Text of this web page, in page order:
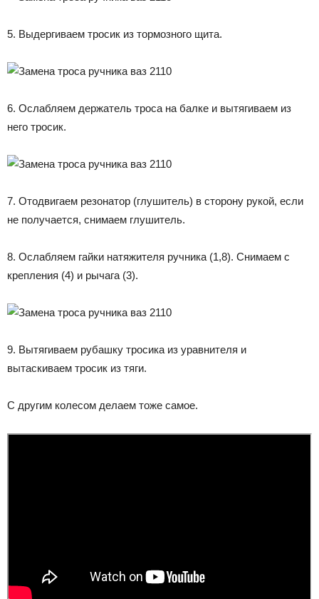
5. Выдергиваем тросик из тормозного щита.
6. Ослабляем держатель троса на балке и вытягиваем из
него тросик.
7. Отодвигаем резонатор (глушитель) в сторону рукой, если
не получается, снимаем глушитель.
8. Ослабляем гайки натяжителя ручника (1,8). Снимаем с
крепления (4) и рычага (3).
9. Вытягиваем рубашку тросика из уравнителя и
вытаскиваем тросик из тяги.
С другим колесом делаем тоже самое.